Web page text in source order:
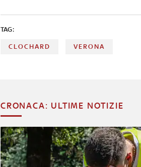
TAG:
CLOCHARD VERONA
CRONACA: ULTIME NOTIZIE